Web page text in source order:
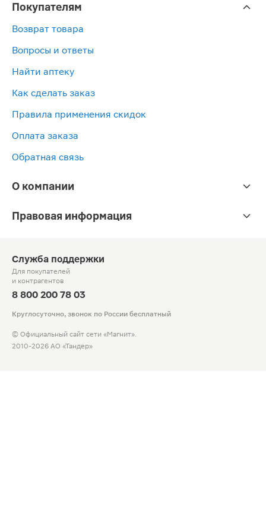
Покупателям
Возврат товара
Вопросы и ответы
Найти аптеку
Как сделать заказ
Правила применения скидок
Оплата заказа
Обратная связь
О компании
Правовая информация
Служба поддержки
Для покупателей
и контрагентов
8 800 200 78 03
Круглосуточно, звонок по России бесплатный
© Официальный сайт сети «Магнит».
2010-2026 АО «Тандер»